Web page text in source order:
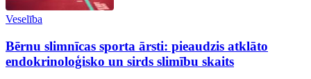
Veselība
Bērnu slimnīcas sporta ārsti: pieaudzis atklāto
endokrinoloģisko un sirds slimību skaits